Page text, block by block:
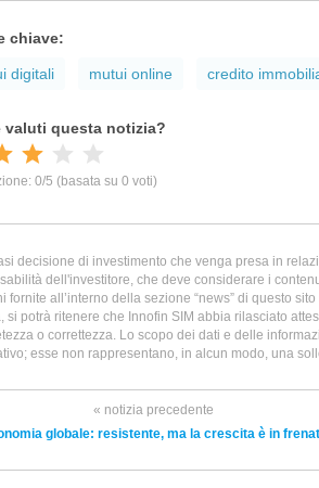
chiave:
digitali mutui online credito
decisione di investimento che venga presa in
dell'investitore, che deve considerare i
fornite all’interno della sezione “news” di questo
si potrà ritenere che Innofin SIM abbia rilasciato
o correttezza. Lo scopo dei dati e delle
esse non rappresentano, in alcun modo, una
« notizia precedente
globale: resistente, ma la crescita è in